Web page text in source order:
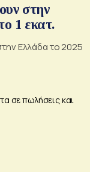
στην
1 εκατ.
Ελλάδα το 2025